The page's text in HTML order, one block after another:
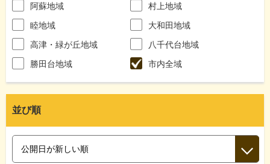
阿蘇地域
村上地域
睦地域
大和田地域
高津・緑が丘地域
八千代台地域
勝田台地域
市内全域
並び順